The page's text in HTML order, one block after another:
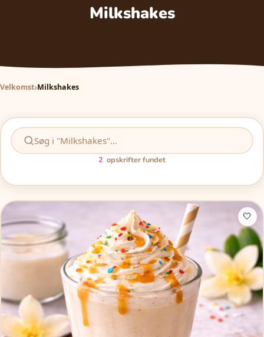
Milkshakes
Velkomst Milkshakes
2 opskrifter fundet
🤍